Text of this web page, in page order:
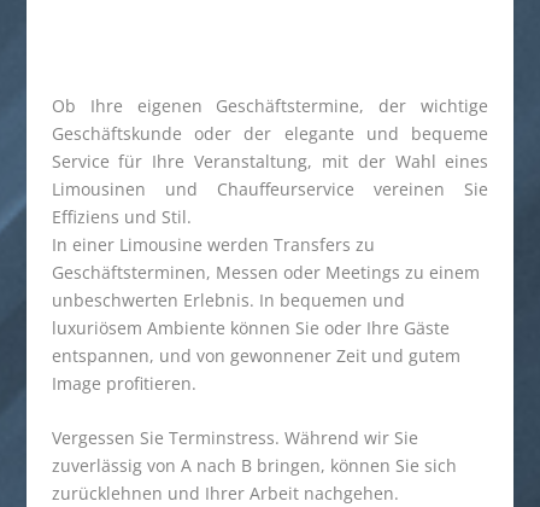
Ob Ihre eigenen Geschäftstermine, der wichtige
Geschäftskunde oder der elegante und bequeme
Service für Ihre Veranstaltung, mit der Wahl eines
Limousinen und Chauffeurservice vereinen Sie
Effiziens und Stil.
In einer Limousine werden Transfers zu
Geschäftsterminen, Messen oder Meetings zu einem
unbeschwerten Erlebnis. In bequemen und
luxuriösem Ambiente können Sie oder Ihre Gäste
entspannen, und von gewonnener Zeit und gutem
Image profitieren.
Vergessen Sie Terminstress. Während wir Sie
zuverlässig von A nach B bringen, können Sie sich
zurücklehnen und Ihrer Arbeit nachgehen.